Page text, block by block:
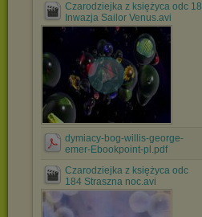
Czarodziejka z księżyca odc 18
Inwazja Sailor Venus.avi
dymiacy-bog-willis-george-
emer-Ebookpoint-pl.pdf
Czarodziejka z księżyca odc
184 Straszna noc.avi